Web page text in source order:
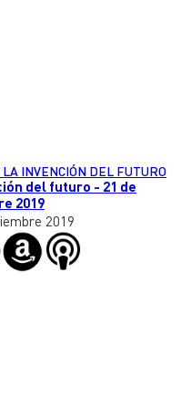
LA INVENCIÓN DEL FUTURO
del futuro - 21 de
2019
2019